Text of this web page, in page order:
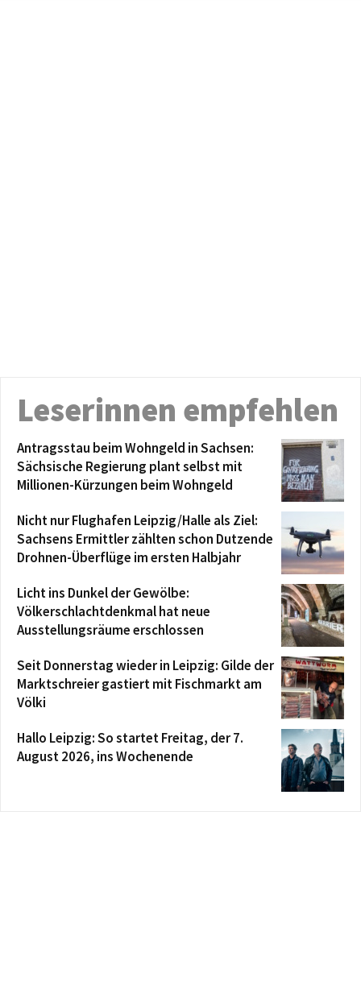
Leserinnen empfehlen
Antragsstau beim Wohngeld in Sachsen:
Sächsische Regierung plant selbst mit
Millionen-Kürzungen beim Wohngeld
Nicht nur Flughafen Leipzig/Halle als Ziel:
Sachsens Ermittler zählten schon Dutzende
Drohnen-Überflüge im ersten Halbjahr
Licht ins Dunkel der Gewölbe:
Völkerschlachtdenkmal hat neue
Ausstellungsräume erschlossen
Seit Donnerstag wieder in Leipzig: Gilde der
Marktschreier gastiert mit Fischmarkt am
Völki
Hallo Leipzig: So startet Freitag, der 7.
August 2026, ins Wochenende